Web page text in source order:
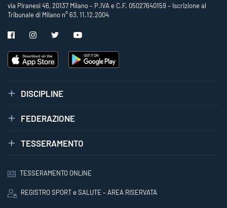
via Piranesi 46, 20137 Milano – P.IVA e C.F. 05027640159 – Iscrizione al
Tribunale di Milano n° 63, 11.12.2004
DISCIPLINE
FEDERAZIONE
TESSERAMENTO
TESSERAMENTO ONLINE
REGISTRO SPORT e SALUTE – AREA RISERVATA